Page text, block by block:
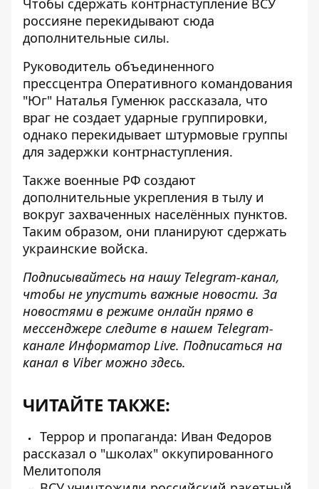
Чтобы сдержать контрнаступление ВСУ
россияне перекидывают сюда
дополнительные силы.
Руководитель объединенного
прессцентра Оперативного командования
"Юг" Наталья Гуменюк рассказала, что
враг не создает ударные группировки,
однако перекидывает штурмовые группы
для задержки контрнаступления.
Также военные РФ создают
дополнительные укрепления в тылу и
вокруг захваченных населённых пунктов.
Таким образом, они планируют сдержать
украинские войска.
Подписывайтесь на нашу Telegram-канал,
чтобы не упустить важные новости. За
новостями в режиме онлайн прямо в
мессенджере следите в нашем Telegram-
канале Информатор Live. Подписаться на
канал в Viber можно здесь.
ЧИТАЙТЕ ТАКЖЕ:
Террор и пропаганда: Иван Федоров
рассказал о "школах" оккупированного
Мелитополя